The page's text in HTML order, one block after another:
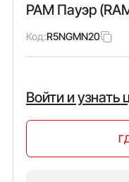
РАМ Пауэр
Код:R5NGMN20
Войти и узнать